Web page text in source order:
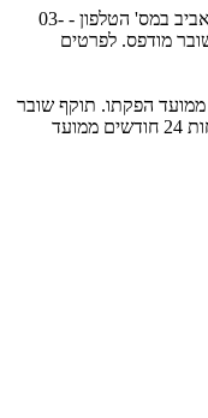
למימוש השובר יש ליצור קשר עם מוזיאון תל אביב במס' הטלפון - 03-
שובר מודפס. לפרטים
לכל הפחות 60 חודשים ממועד הפקתו. תוקף שובר
לרכישת מוצר או שירות מסויים יהיה לכל הפחות 24 חודשים ממועד